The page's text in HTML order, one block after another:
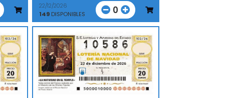
22/12/2026
149DISPONIBLES 0